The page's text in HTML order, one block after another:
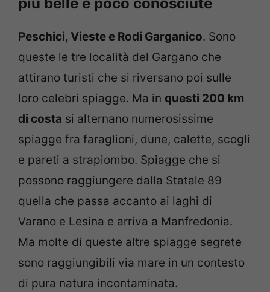
Peschici, Vieste e Rodi Garganico. Sono
queste le tre località del Gargano che
attirano turisti che si riversano poi sulle
loro celebri spiagge. Ma in questi 200 km
di costa si alternano numerosissime
spiagge fra faraglioni, dune, calette, scogli
e pareti a strapiombo. Spiagge che si
possono raggiungere dalla Statale 89
quella che passa accanto ai laghi di
Varano e Lesina e arriva a Manfredonia.
Ma molte di queste altre spiagge segrete
sono raggiungibili via mare in un contesto
di pura natura incontaminata.